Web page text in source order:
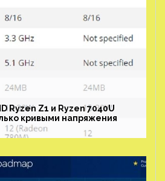
Ryzen Z1 и Ryzen 7040U
кривыми напряжения